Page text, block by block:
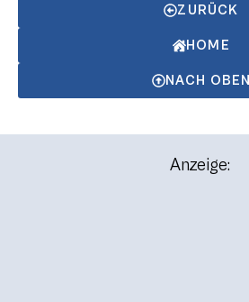
ZURÜCK
HOME
NACH OBEN
Anzeige: